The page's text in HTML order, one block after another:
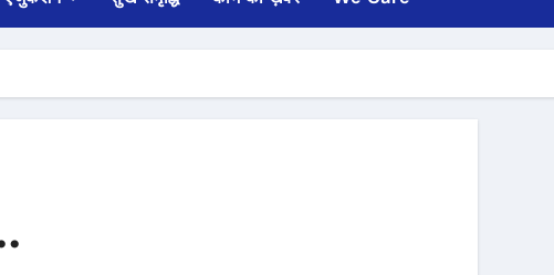
तक होगी